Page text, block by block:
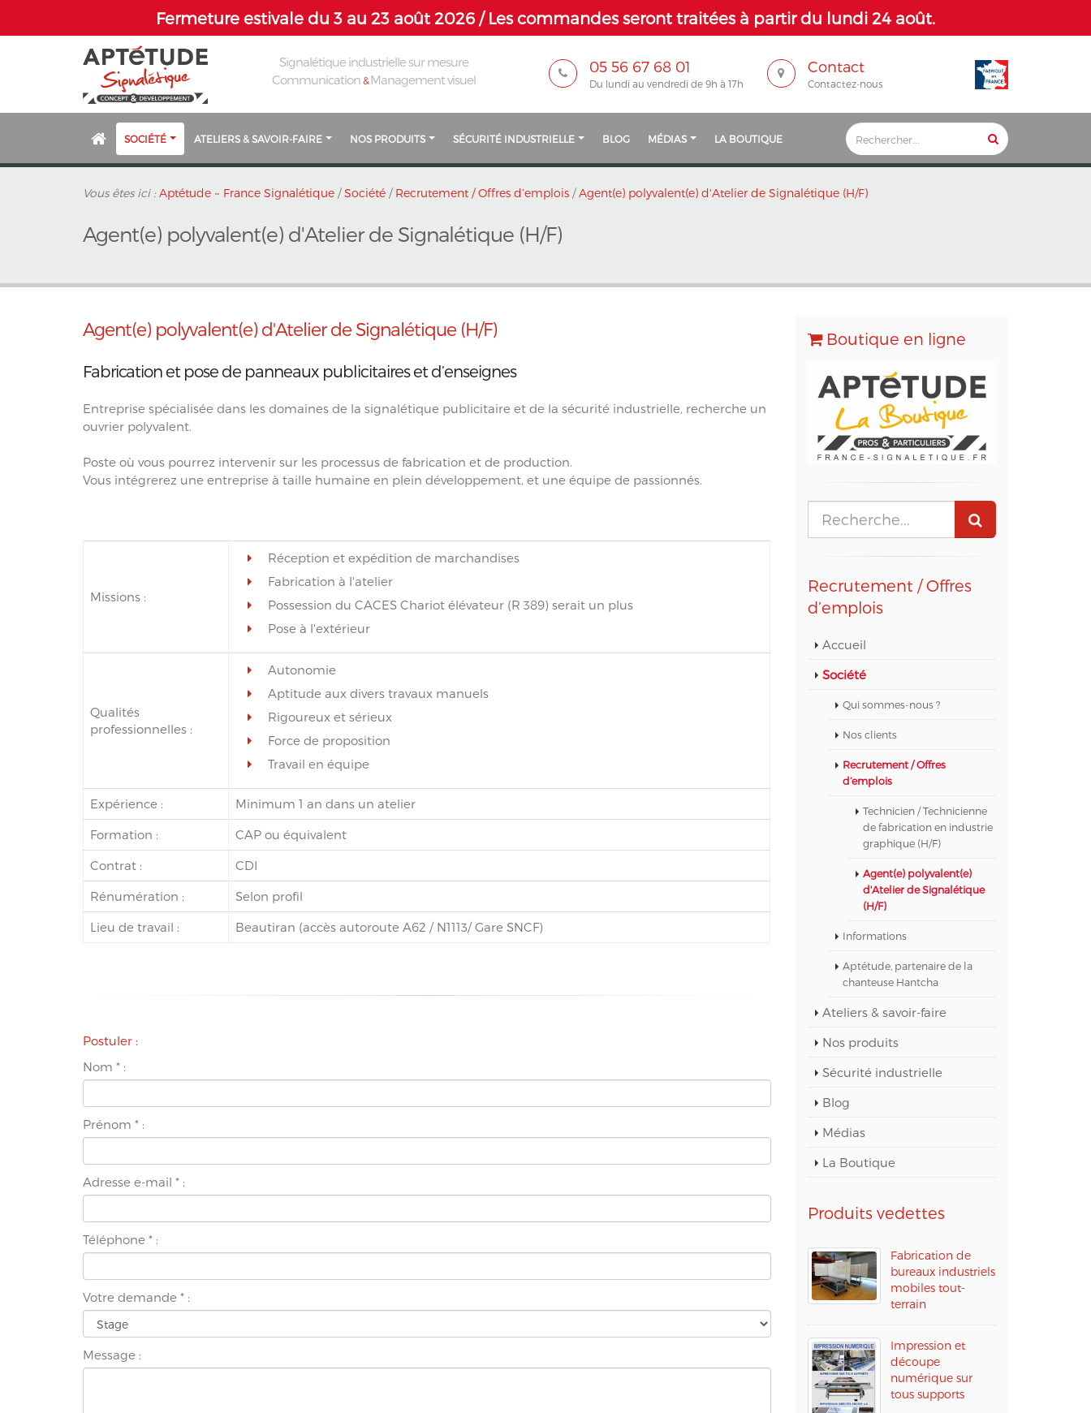
Fermeture estivale du 3 au 23 août 2026 / Les commandes seront traitées à partir du lundi 24 août.
Signalétique industrielle sur mesure
Communication& Management visuel
05 56 67 68 01
Du lundi au vendredi de 9h à 17h
Contact
Contactez-nous
SOCIÉTÉ ATELIERS & SAVOIR-FAIRE NOS PRODUITS SÉCURITÉ INDUSTRIELLE BLOG MÉDIAS LA BOUTIQUE
Vous êtes ici : Aptétude ~ France Signalétique /Société / Recrutement / Offres d’emplois /Agent(e) polyvalent(e) d'Atelier de Signalétique (H/F)
Agent(e) polyvalent(e) d'Atelier de Signalétique (H/F)
Agent(e) polyvalent(e) d'Atelier de Signalétique (H/F)
Fabrication et pose de panneaux publicitaires et d’enseignes
Entreprise spécialisée dans les domaines de la signalétique publicitaire et de la sécurité industrielle, recherche un
ouvrier polyvalent.
Poste où vous pourrez intervenir sur les processus de fabrication et de production.
Vous intégrerez une entreprise à taille humaine en plein développement, et une équipe de passionnés.
Missions :
Réception et expédition de marchandises
Fabrication à l'atelier
Possession du CACES Chariot élévateur (R 389) serait un plus
Pose à l'extérieur
Qualités
professionnelles :
Autonomie
Aptitude aux divers travaux manuels
Rigoureux et sérieux
Force de proposition
Travail en équipe
Expérience : Minimum 1 an dans un atelier
Formation : CAP ou équivalent
Contrat : CDI
Rénumération : Selon profil
Lieu de travail : Beautiran (accès autoroute A62 / N1113/ Gare SNCF)
Postuler :
Nom * :
Prénom * :
Adresse e-mail * :
Téléphone * :
Votre demande * :
Message :
Boutique en ligne
Recrutement / Offres
d’emplois
Accueil
Société
Qui sommes-nous ?
Nos clients
Recrutement / Offres
d’emplois
Technicien / Technicienne
de fabrication en industrie
graphique (H/F)
Agent(e) polyvalent(e)
d'Atelier de Signalétique
(H/F)
Informations
Aptétude, partenaire de la
chanteuse Hantcha
Ateliers & savoir-faire
Nos produits
Sécurité industrielle
Blog
Médias
La Boutique
Produits vedettes
Fabrication de
bureaux industriels
mobiles tout-
terrain
Impression et
découpe
numérique sur
tous supports